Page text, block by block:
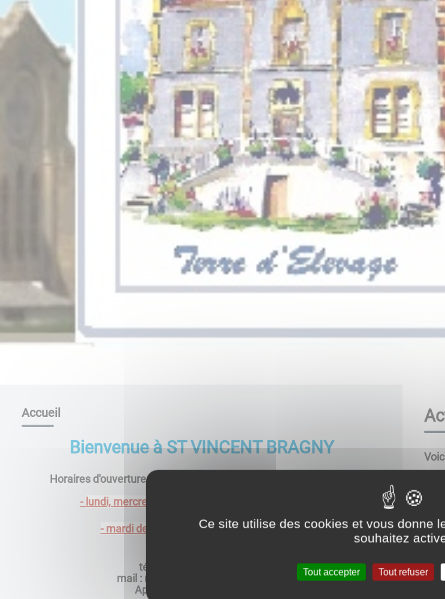
Accueil
Bienvenue à ST VINCENT BRAGNY
Horaires d'ouverture du secrétariat de mairie et l'agence postale
- lundi, mercredi, jeudi et vendredi de 8h30 à 12h30
- mardi de 8h30 à 12h30 et de 13h30 à 18h
téléphone : 03 85 70 40 82
​​​​​​​ mail : mairie@saint-vincent-bragny.fr
​​​​​​​Application Panneau Pocket
Ce site utilise des cookies et vous donne
souhaitez
Tout accepter Tout refuser